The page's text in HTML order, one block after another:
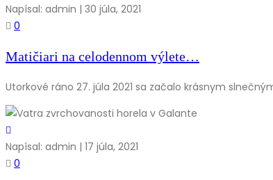
Napísal: admin | 30 júla, 2021
0
Matičiari na celodennom výlete…
Utorkové ráno 27. júla 2021 sa začalo krásnym
Napísal: admin | 17 júla, 2021
0